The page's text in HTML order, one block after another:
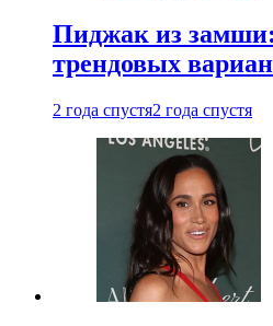
Пиджак из
трендовых
2 года спустя2 года спустя